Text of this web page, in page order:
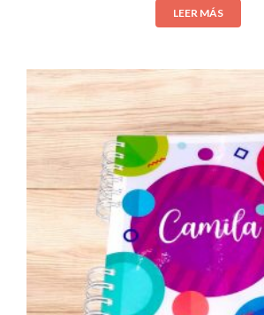
LEER MÁS